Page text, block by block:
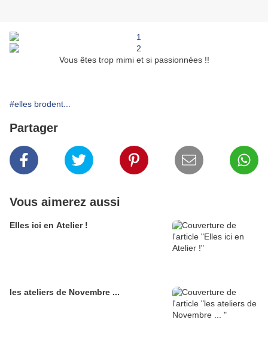
Vous êtes trop mimi et si passionnées !!
#elles brodent...
Partager
Vous aimerez aussi
Elles ici en Atelier !
les ateliers de Novembre ...